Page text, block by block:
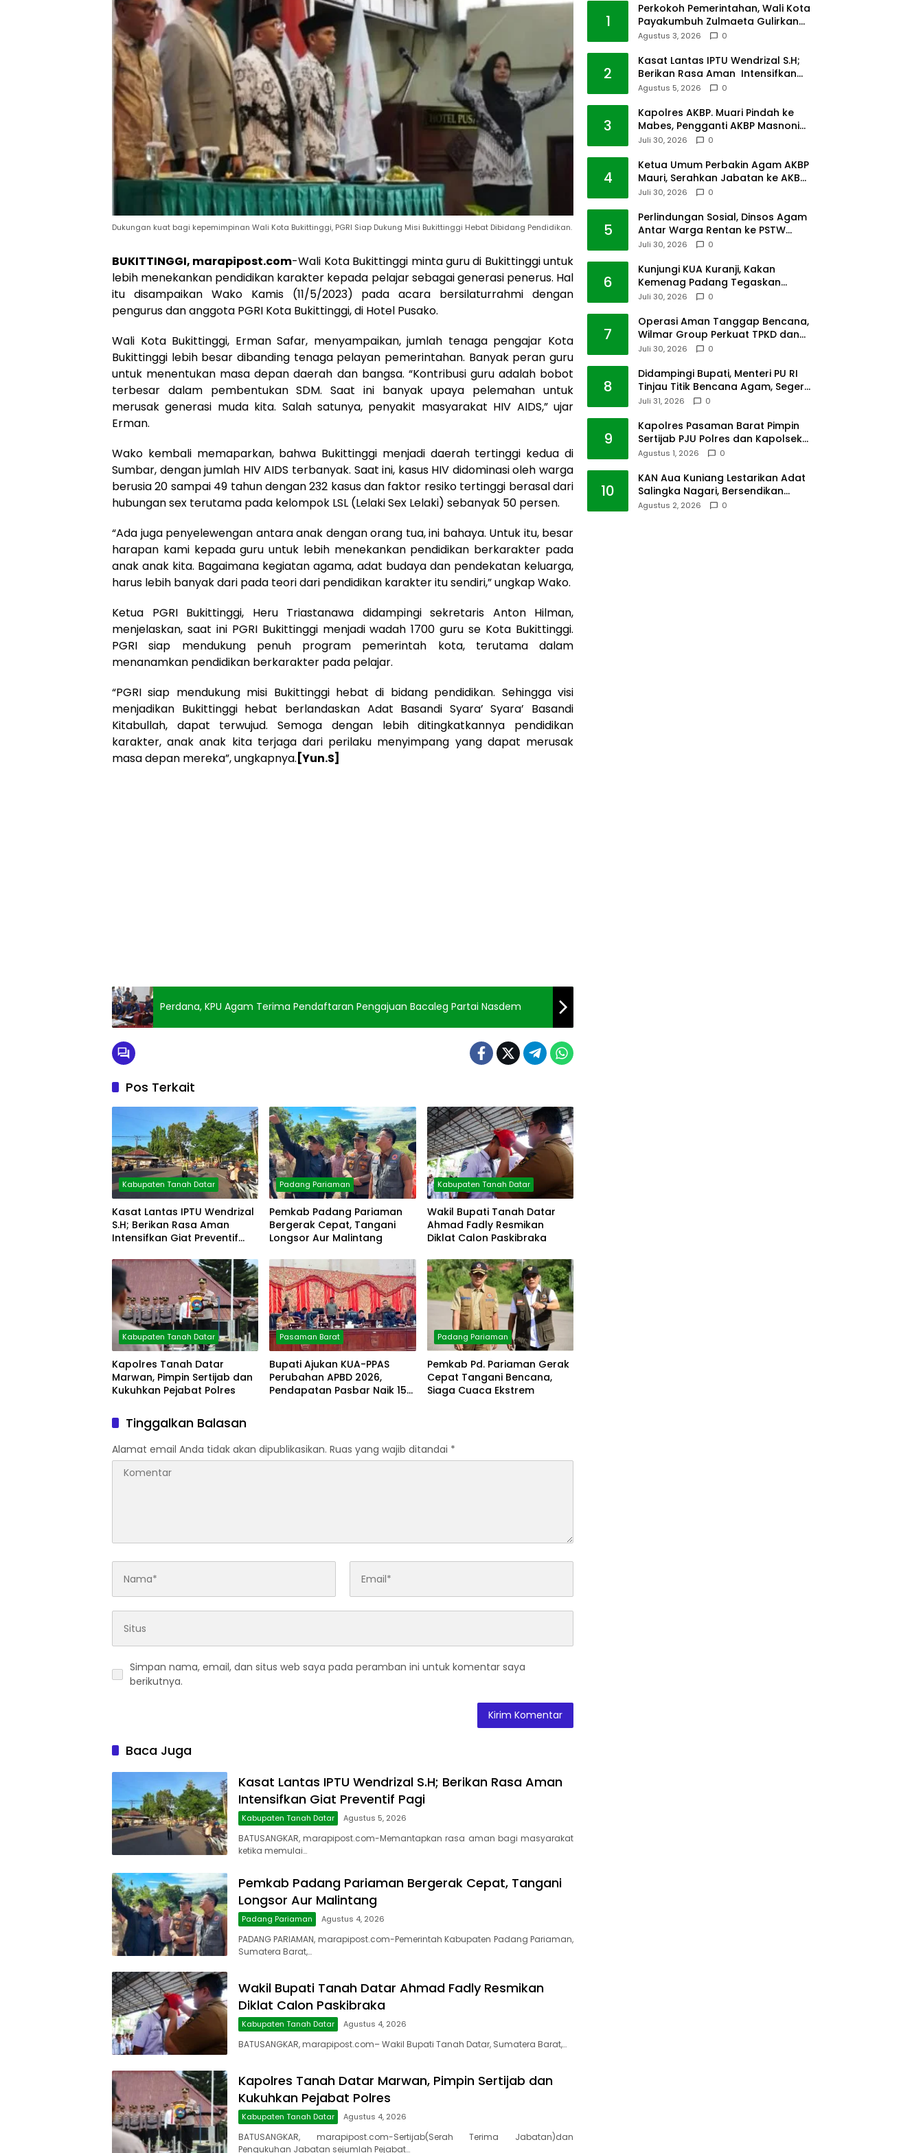
Dukungan kuat bagi kepemimpinan Wali Kota Bukittinggi, PGRI Siap Dukung Misi Bukittinggi Hebat Dibidang Pendidikan.
BUKITTINGGI, marapipost.com-Wali Kota Bukittinggi minta guru di Bukittinggi untuk
lebih menekankan pendidikan karakter kepada pelajar sebagai generasi penerus. Hal
itu disampaikan Wako Kamis (11/5/2023) pada acara bersilaturrahmi dengan
pengurus dan anggota PGRI Kota Bukittinggi, di Hotel Pusako.
Wali Kota Bukittinggi, Erman Safar, menyampaikan, jumlah tenaga pengajar Kota
Bukittinggi lebih besar dibanding tenaga pelayan pemerintahan. Banyak peran guru
untuk menentukan masa depan daerah dan bangsa. “Kontribusi guru adalah bobot
terbesar dalam pembentukan SDM. Saat ini banyak upaya pelemahan untuk
merusak generasi muda kita. Salah satunya, penyakit masyarakat HIV AIDS,” ujar
Erman.
Wako kembali memaparkan, bahwa Bukittinggi menjadi daerah tertinggi kedua di
Sumbar, dengan jumlah HIV AIDS terbanyak. Saat ini, kasus HIV didominasi oleh warga
berusia 20 sampai 49 tahun dengan 232 kasus dan faktor resiko tertinggi berasal dari
hubungan sex terutama pada kelompok LSL (Lelaki Sex Lelaki) sebanyak 50 persen.
“Ada juga penyelewengan antara anak dengan orang tua, ini bahaya. Untuk itu, besar
harapan kami kepada guru untuk lebih menekankan pendidikan berkarakter pada
anak anak kita. Bagaimana kegiatan agama, adat budaya dan pendekatan keluarga,
harus lebih banyak dari pada teori dari pendidikan karakter itu sendiri,” ungkap Wako.
Ketua PGRI Bukittinggi, Heru Triastanawa didampingi sekretaris Anton Hilman,
menjelaskan, saat ini PGRI Bukittinggi menjadi wadah 1700 guru se Kota Bukittinggi.
PGRI siap mendukung penuh program pemerintah kota, terutama dalam
menanamkan pendidikan berkarakter pada pelajar.
“PGRI siap mendukung misi Bukittinggi hebat di bidang pendidikan. Sehingga visi
menjadikan Bukittinggi hebat berlandaskan Adat Basandi Syara’ Syara’ Basandi
Kitabullah, dapat terwujud. Semoga dengan lebih ditingkatkannya pendidikan
karakter, anak anak kita terjaga dari perilaku menyimpang yang dapat merusak
masa depan mereka”, ungkapnya. [Yun.S]
Perdana, KPU Agam Terima Pendaftaran Pengajuan Bacaleg Partai Nasdem
Pos Terkait
Kabupaten Tanah Datar
Kasat Lantas IPTU Wendrizal
S.H; Berikan Rasa Aman
Intensifkan Giat Preventif
Padang Pariaman
Pemkab Padang Pariaman
Bergerak Cepat, Tangani
Longsor Aur Malintang
Kabupaten Tanah Datar
Wakil Bupati Tanah Datar
Ahmad Fadly Resmikan
Diklat Calon Paskibraka
Kabupaten Tanah Datar
Kapolres Tanah Datar
Marwan, Pimpin Sertijab dan
Kukuhkan Pejabat Polres
Pasaman Barat
Bupati Ajukan KUA-PPAS
Perubahan APBD 2026,
Pendapatan Pasbar Naik 15
Padang Pariaman
Pemkab Pd. Pariaman Gerak
Cepat Tangani Bencana,
Siaga Cuaca Ekstrem
Tinggalkan Balasan
Alamat email Anda tidak akan dipublikasikan. Ruas yang wajib ditandai *
Simpan nama, email, dan situs web saya pada peramban ini untuk komentar saya
berikutnya.
Baca Juga
Kasat Lantas IPTU Wendrizal S.H; Berikan Rasa Aman
Intensifkan Giat Preventif Pagi
Kabupaten Tanah Datar Agustus 5, 2026
BATUSANGKAR, marapipost.com-Memantapkan rasa aman bagi masyarakat
ketika memulai…
Pemkab Padang Pariaman Bergerak Cepat, Tangani
Longsor Aur Malintang
Padang Pariaman Agustus 4, 2026
PADANG PARIAMAN, marapipost.com-Pemerintah Kabupaten Padang Pariaman,
Sumatera Barat,…
Wakil Bupati Tanah Datar Ahmad Fadly Resmikan
Diklat Calon Paskibraka
Kabupaten Tanah Datar Agustus 4, 2026
BATUSANGKAR, marapipost.com– Wakil Bupati Tanah Datar, Sumatera Barat,…
Kapolres Tanah Datar Marwan, Pimpin Sertijab dan
Kukuhkan Pejabat Polres
Kabupaten Tanah Datar Agustus 4, 2026
BATUSANGKAR, marapipost.com-Sertijab(Serah Terima Jabatan)dan
Pengukuhan Jabatan sejumlah Pejabat…
1
Perkokoh Pemerintahan, Wali Kota
Payakumbuh Zulmaeta Gulirkan
Jabatan
Agustus 3, 2026 0
2
Kasat Lantas IPTU Wendrizal S.H;
Berikan Rasa Aman Intensifkan
Giat Preventif Pagi
Agustus 5, 2026 0
3
Kapolres AKBP. Muari Pindah ke
Mabes, Pengganti AKBP Masnoni
dari Mabes
Juli 30, 2026 0
4
Ketua Umum Perbakin Agam AKBP
Mauri, Serahkan Jabatan ke AKBP
Masnoni
Juli 30, 2026 0
5
Perlindungan Sosial, Dinsos Agam
Antar Warga Rentan ke PSTW
Batusangkar
Juli 30, 2026 0
6
Kunjungi KUA Kuranji, Kakan
Kemenag Padang Tegaskan
Terapkan Disiplin Kerja
Juli 30, 2026 0
7
Operasi Aman Tanggap Bencana,
Wilmar Group Perkuat TPKD dan
Masyarakat
Juli 30, 2026 0
8
Didampingi Bupati, Menteri PU RI
Tinjau Titik Bencana Agam, Segera
Dipulihkan
Juli 31, 2026 0
9
Kapolres Pasaman Barat Pimpin
Sertijab PJU Polres dan Kapolsek
Sungai Beremas
Agustus 1, 2026 0
10
KAN Aua Kuniang Lestarikan Adat
Salingka Nagari, Bersendikan
Kitabullah
Agustus 2, 2026 0